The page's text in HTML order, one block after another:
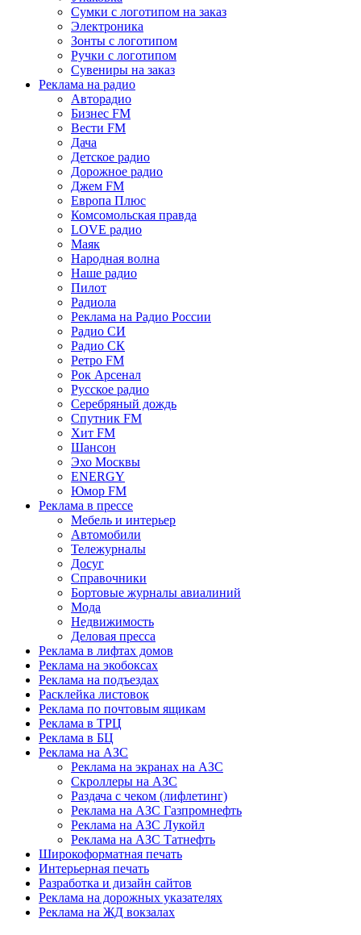
Сумки с логотипом на заказ
Электроника
Зонты с логотипом
Ручки с логотипом
Сувениры на заказ
Реклама на радио
Авторадио
Бизнес FM
Вести FM
Дача
Детское радио
Дорожное радио
Джем FM
Европа Плюс
Комсомольская правда
LOVE радио
Маяк
Народная волна
Наше радио
Пилот
Радиола
Реклама на Радио России
Радио СИ
Радио СК
Ретро FM
Рок Арсенал
Русское радио
Серебряный дождь
Спутник FM
Хит FM
Шансон
Эхо Москвы
ENERGY
Юмор FM
Реклама в прессе
Мебель и интерьер
Автомобили
Тележурналы
Досуг
Справочники
Бортовые журналы авиалиний
Мода
Недвижимость
Деловая пресса
Реклама в лифтах домов
Реклама на экобоксах
Реклама на подъездах
Расклейка листовок
Реклама по почтовым ящикам
Реклама в ТРЦ
Реклама в БЦ
Реклама на АЗС
Реклама на экранах на АЗС
Скроллеры на АЗС
Раздача с чеком (лифлетинг)
Реклама на АЗС Газпромнефть
Реклама на АЗС Лукойл
Реклама на АЗС Татнефть
Широкоформатная печать
Интерьерная печать
Разработка и дизайн сайтов
Реклама на дорожных указателях
Реклама на ЖД вокзалах